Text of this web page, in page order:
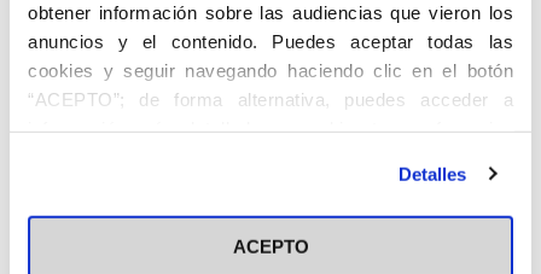
obtener información sobre las audiencias que vieron los
anuncios y el contenido. Puedes aceptar todas las
cookies y seguir navegando haciendo clic en el botón
“ACEPTO”; de forma alternativa, puedes acceder a
información más detallada y cambiar tus preferencias
en el botón "Personalizar". Para más información puedes
visitar nuestra Política de Cookies
Detalles
ACEPTO
Autor
Centro de
adscripción
Fecha de
nacimiento
01/01/1921
Lugar de
Fecha de
defunción
Lugar de
defunción